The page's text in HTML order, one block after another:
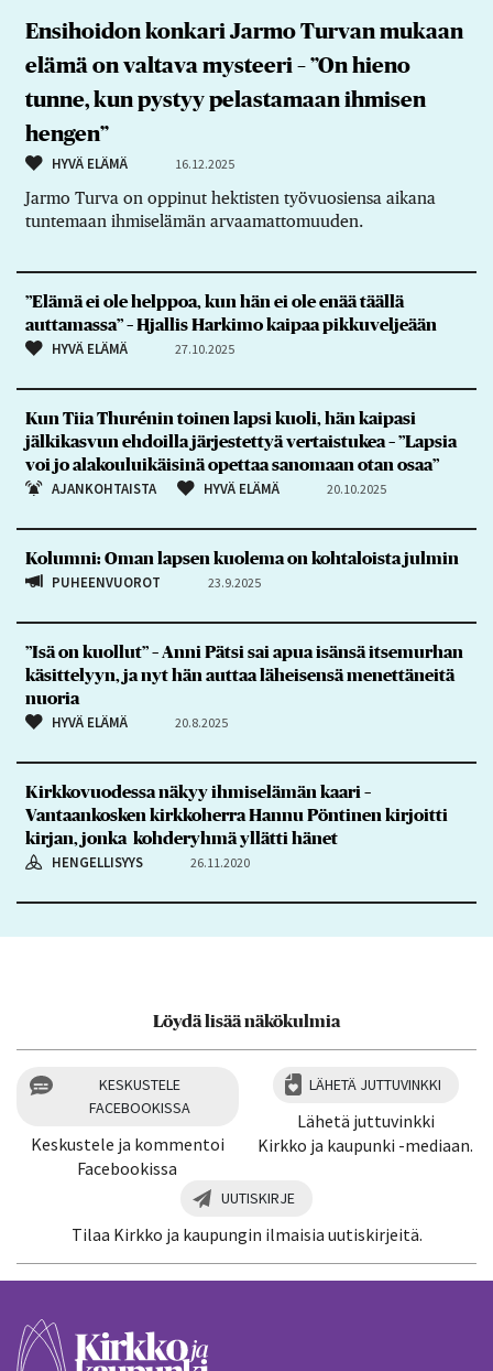
Ensihoidon konkari Jarmo Turvan mukaan
elämä on valtava mysteeri – ”On hieno
tunne, kun pystyy pelastamaan ihmisen
hengen”
HYVÄ ELÄMÄ 16.12.2025
Jarmo Turva on oppinut hektisten työvuosiensa aikana
tuntemaan ihmiselämän arvaamattomuuden.
”Elämä ei ole helppoa, kun hän ei ole enää täällä
auttamassa” – Hjallis Harkimo kaipaa pikkuveljeään
HYVÄ ELÄMÄ 27.10.2025
Kun Tiia Thurénin toinen lapsi kuoli, hän kaipasi
jälkikasvun ehdoilla järjestettyä vertaistukea – ”Lapsia
voi jo alakouluikäisinä opettaa sanomaan otan osaa”
AJANKOHTAISTA HYVÄ ELÄMÄ 20.10.2025
Kolumni: Oman lapsen kuolema on kohtaloista julmin
PUHEENVUOROT 23.9.2025
”Isä on kuollut” – Anni Pätsi sai apua isänsä itsemurhan
käsittelyyn, ja nyt hän auttaa läheisensä menettäneitä
nuoria
HYVÄ ELÄMÄ 20.8.2025
Kirkkovuodessa näkyy ihmiselämän kaari –
Vantaankosken kirkkoherra Hannu Pöntinen kirjoitti
kirjan, jonka kohderyhmä yllätti hänet
HENGELLISYYS 26.11.2020
Löydä lisää näkökulmia
KESKUSTELE
FACEBOOKISSA
Keskustele ja kommentoi
Facebookissa
LÄHETÄ JUTTUVINKKI
Lähetä juttuvinkki
Kirkko ja kaupunki -mediaan.
UUTISKIRJE
Tilaa Kirkko ja kaupungin ilmaisia uutiskirjeitä.